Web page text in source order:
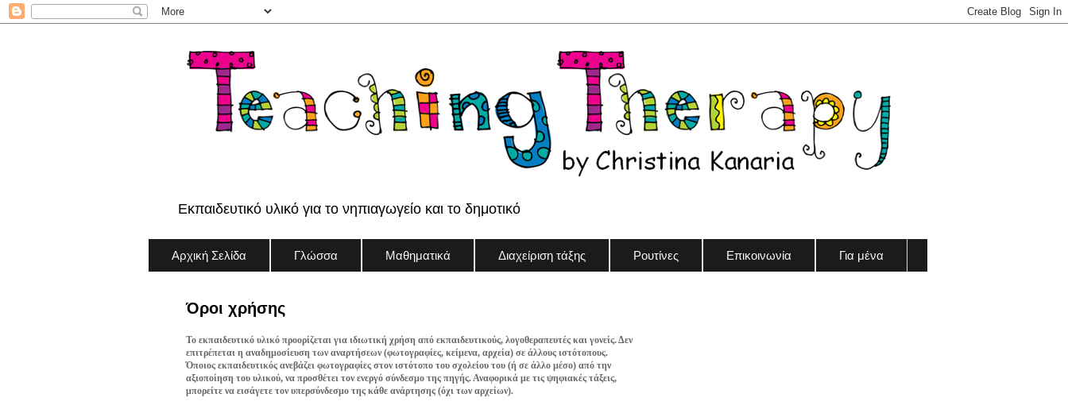
Εκπαιδευτικό υλικό για το νηπιαγωγείο και το δημοτικό
Αρχική Σελίδα Γλώσσα Μαθηματικά Διαχείριση τάξης Ρουτίνες Επικοινωνία Για μένα
Όροι χρήσης
Το εκπαιδευτικό υλικό προορίζεται για ιδιωτική χρήση από εκπαιδευτικούς, λογοθεραπευτές και γονείς. Δεν
επιτρέπεται η αναδημοσίευση των αναρτήσεων (φωτογραφίες, κείμενα, αρχεία) σε άλλους ιστότοπους.
Όποιος εκπαιδευτικός ανεβάζει φωτογραφίες στον ιστότοπο του σχολείου του (ή σε άλλο μέσο) από την
αξιοποίηση του υλικού, να προσθέτει τον ενεργό σύνδεσμο της πηγής. Αναφορικά με τις ψηφιακές τάξεις,
μπορείτε να εισάγετε τον υπερσύνδεσμο της κάθε ανάρτησης (όχι των αρχείων).